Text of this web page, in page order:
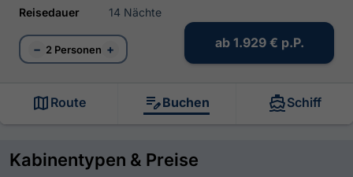
Reisedauer 14 Nächte
− 2 Personen + ab 1.929 € p.P.
Route Buchen Schiff
Kabinentypen & Preise